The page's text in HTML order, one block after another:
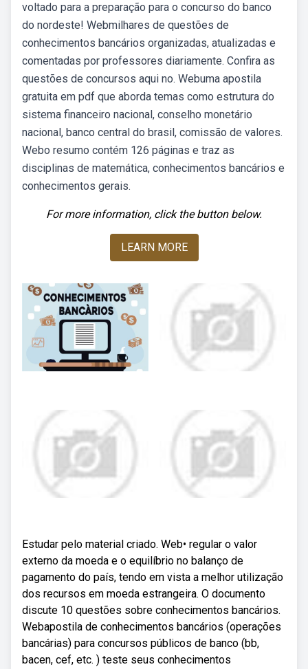
voltado para a preparação para o concurso do banco
do nordeste! Webmilhares de questões de
conhecimentos bancários organizadas, atualizadas e
comentadas por professores diariamente. Confira as
questões de concursos aqui no. Webuma apostila
gratuita em pdf que aborda temas como estrutura do
sistema financeiro nacional, conselho monetário
nacional, banco central do brasil, comissão de valores.
Webo resumo contém 126 páginas e traz as
disciplinas de matemática, conhecimentos bancários e
conhecimentos gerais.
For more information, click the button below.
LEARN MORE
Estudar pelo material criado. Web• regular o valor
externo da moeda e o equilíbrio no balanço de
pagamento do país, tendo em vista a melhor utilização
dos recursos em moeda estrangeira. O documento
discute 10 questões sobre conhecimentos bancários.
Webapostila de conhecimentos bancários (operações
bancárias) para concursos públicos de banco (bb,
bacen, cef, etc. ) teste seus conhecimentos